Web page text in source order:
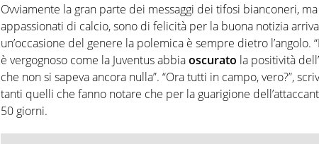
Ovviamente la gran parte dei messaggi dei tifosi bianconeri,
appassionati di calcio, sono di felicità per la buona notizia
un’occasione del genere la polemica è sempre dietro l’angolo.
è vergognoso come la Juventus abbiaoscurato la positività
che non si sapeva ancora nulla”. “Ora tutti in campo, vero?”,
tanti quelli che fanno notare che per la guarigione
50 giorni.